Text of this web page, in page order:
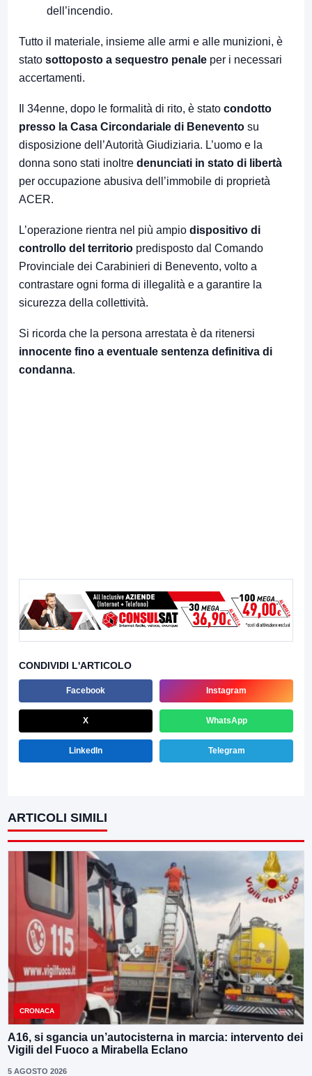
dell’incendio.
Tutto il materiale, insieme alle armi e alle munizioni, è
stato sottoposto a sequestro penale per i necessari
accertamenti.
Il 34enne, dopo le formalità di rito, è stato condotto
presso la Casa Circondariale di Benevento su
disposizione dell’Autorità Giudiziaria. L’uomo e la
donna sono stati inoltre denunciati in stato di libertà
per occupazione abusiva dell’immobile di proprietà
ACER.
L’operazione rientra nel più ampio dispositivo di
controllo del territorio predisposto dal Comando
Provinciale dei Carabinieri di Benevento, volto a
contrastare ogni forma di illegalità e a garantire la
sicurezza della collettività.
Si ricorda che la persona arrestata è da ritenersi
innocente fino a eventuale sentenza definitiva di
condanna.
CONDIVIDI L'ARTICOLO
Facebook Instagram
X WhatsApp
LinkedIn Telegram
ARTICOLI SIMILI
CRONACA
A16, si sgancia un’autocisterna in marcia: intervento dei
Vigili del Fuoco a Mirabella Eclano
5 AGOSTO 2026